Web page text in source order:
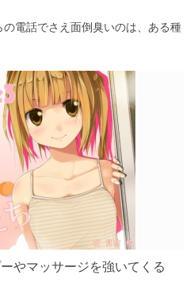
電話でさえ面倒臭いのは、ある種
やマッサージを強いてくる